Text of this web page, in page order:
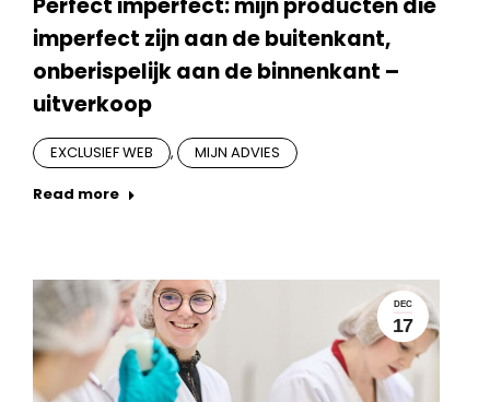
imperfect zijn aan de buitenkant,
onberispelijk aan de binnenkant –
uitverkoop
EXCLUSIEF WEB ,
MIJN ADVIES
Read more
DEC
17